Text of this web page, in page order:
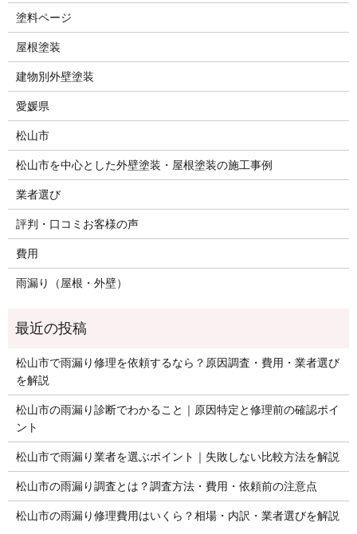
塗料ページ
屋根塗装
建物別外壁塗装
愛媛県
松山市
松山市を中心とした外壁塗装・屋根塗装の施工事例
業者選び
評判・口コミお客様の声
費用
雨漏り（屋根・外壁）
松山市で雨漏り修理を依頼するなら？原因調査・費用・業者選び
を解説
松山市の雨漏り診断でわかること｜原因特定と修理前の確認ポイ
ント
松山市で雨漏り業者を選ぶポイント｜失敗しない比較方法を解説
松山市の雨漏り調査とは？調査方法・費用・依頼前の注意点
松山市の雨漏り修理費用はいくら？相場・内訳・業者選びを解説